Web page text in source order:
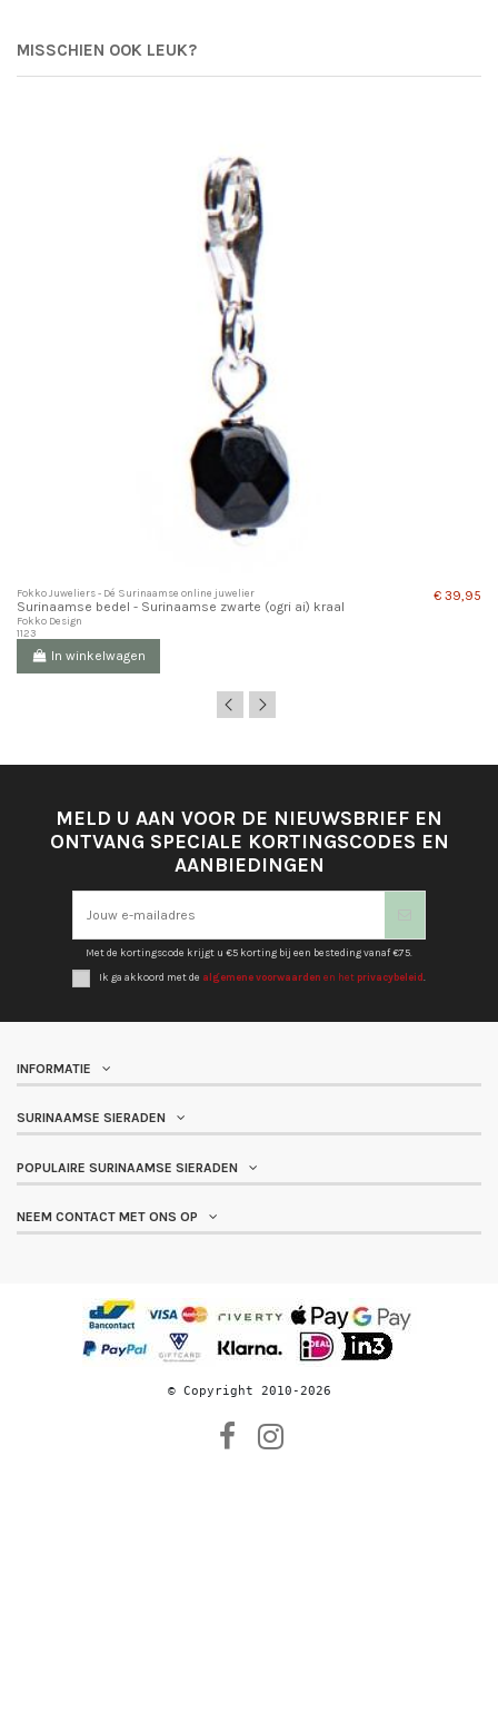
MISSCHIEN OOK LEUK?
Fokko Juweliers - Dé Surinaamse online juwelier
Surinaamse bedel - Surinaamse zwarte (ogri ai) kraal
Fokko Design
1123
€ 39,95
In winkelwagen
MELD U AAN VOOR DE NIEUWSBRIEF EN
ONTVANG SPECIALE KORTINGSCODES EN
AANBIEDINGEN
Met de kortingscode krijgt u €5 korting bij een besteding vanaf €75.
Ik ga akkoord met de algemene voorwaarden en het privacybeleid
INFORMATIE
SURINAAMSE SIERADEN
POPULAIRE SURINAAMSE SIERADEN
NEEM CONTACT MET ONS OP
© Copyright 2010-2026